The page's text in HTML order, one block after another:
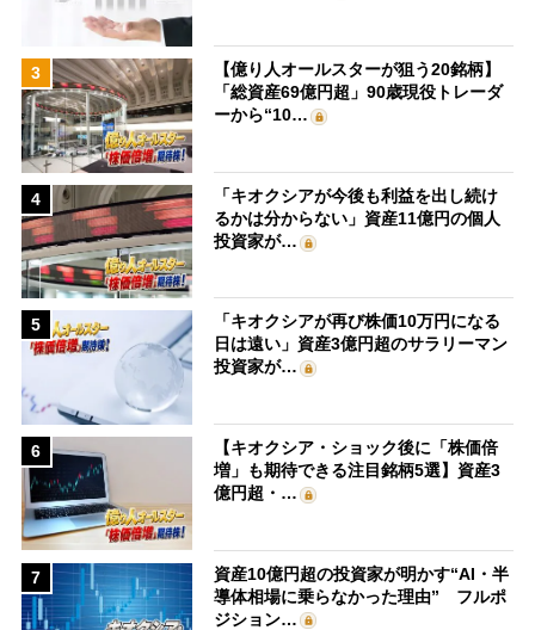
3
【億り人オールスターが狙う20銘柄】
「総資産69億円超」90歳現役トレーダ
ーから“10…
4
「キオクシアが今後も利益を出し続け
るかは分からない」資産11億円の個人
投資家が…
5
「キオクシアが再び株価10万円になる
日は遠い」資産3億円超のサラリーマン
投資家が…
6
【キオクシア・ショック後に「株価倍
増」も期待できる注目銘柄5選】資産3
億円超・…
7
資産10億円超の投資家が明かす“AI・半
導体相場に乗らなかった理由” フルポ
ジション…